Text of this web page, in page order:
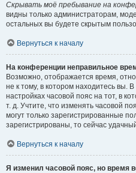
Скрывать моё пребывание на
видны только администраторам,
остальных вы будете скрытым
Вернуться к началу
На конференции неправильное
Возможно, отображается время,
не к тому, в котором находитесь вы.
настройках часовой пояс на тот, в
т. д. Учтите, что изменять часовой
могут только зарегистрированные
зарегистрированы, то сейчас
Вернуться к началу
Я изменил часовой пояс, но время